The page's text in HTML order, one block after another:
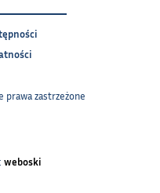
prawa zastrzeżone
weboski